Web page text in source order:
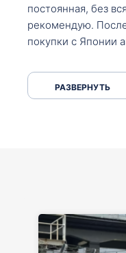
постоянная, без
рекомендую.
покупки с Японии
что заполнить,
приехал за авто.
РАЗВЕРНУТЬ